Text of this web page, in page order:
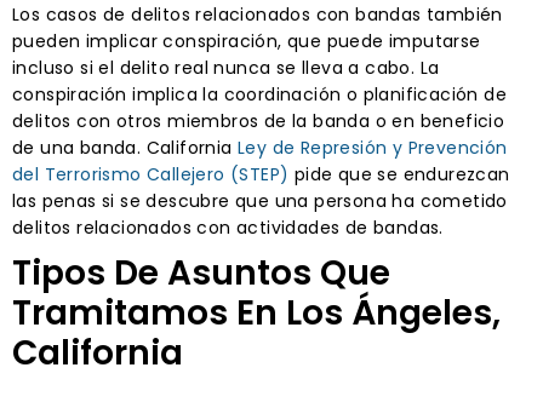
Los casos de delitos relacionados con bandas también
pueden implicar conspiración, que puede imputarse
incluso si el delito real nunca se lleva a cabo. La
conspiración implica la coordinación o planificación de
delitos con otros miembros de la banda o en beneficio
de una banda. California Ley de Represión y Prevención
del Terrorismo Callejero (STEP) pide que se endurezcan
las penas si se descubre que una persona ha cometido
delitos relacionados con actividades de bandas.
Tipos De Asuntos Que
Tramitamos En Los Ángeles,
California